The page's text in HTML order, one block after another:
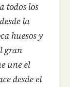
todos los
la
huesos y
gran
une el
desde el